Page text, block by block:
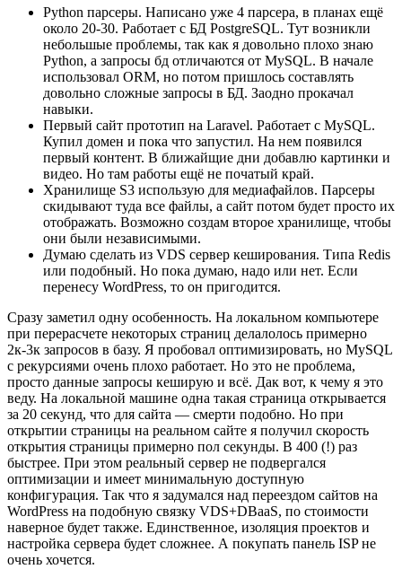
Python парсеры. Написано уже 4 парсера, в планах ещё
около 20-30. Работает с БД PostgreSQL. Тут возникли
небольшые проблемы, так как я довольно плохо знаю
Python, а запросы бд отличаются от MySQL. В начале
использовал ORM, но потом пришлось составлять
довольно сложные запросы в БД. Заодно прокачал
навыки.
Первый сайт прототип на Laravel. Работает с MySQL.
Купил домен и пока что запустил. На нем появился
первый контент. В ближайщие дни добавлю картинки и
видео. Но там работы ещё не початый край.
Хранилище S3 использую для медиафайлов. Парсеры
скидывают туда все файлы, а сайт потом будет просто их
отображать. Возможно создам второе хранилище, чтобы
они были независимыми.
Думаю сделать из VDS сервер кеширования. Типа Redis
или подобный. Но пока думаю, надо или нет. Если
перенесу WordPress, то он пригодится.
Сразу заметил одну особенность. На локальном компьютере
при перерасчете некоторых страниц делалолось примерно
2к-3к запросов в базу. Я пробовал оптимизировать, но MySQL
с рекурсиями очень плохо работает. Но это не проблема,
просто данные запросы кеширую и всё. Дак вот, к чему я это
веду. На локальной машине одна такая страница открывается
за 20 секунд, что для сайта — смерти подобно. Но при
открытии страницы на реальном сайте я получил скорость
открытия страницы примерно пол секунды. В 400 (!) раз
быстрее. При этом реальный сервер не подвергался
оптимизации и имеет минимальную доступную
конфигурация. Так что я задумался над переездом сайтов на
WordPress на подобную связку VDS+DBaaS, по стоимости
наверное будет также. Единственное, изоляция проектов и
настройка сервера будет сложнее. А покупать панель ISP не
очень хочется.